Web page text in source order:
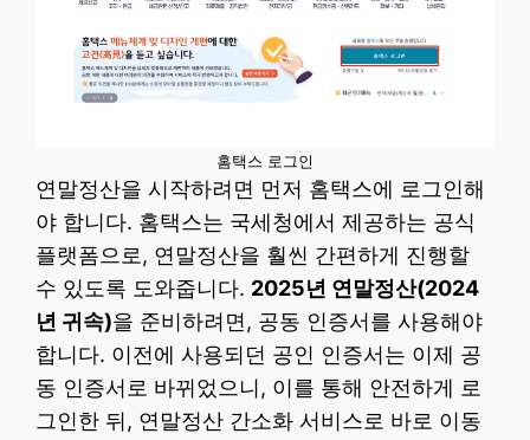
홈택스 로그인
연말정산을 시작하려면 먼저 홈택스에 로그인해
야 합니다. 홈택스는 국세청에서 제공하는 공식
플랫폼으로, 연말정산을 훨씬 간편하게 진행할
수 있도록 도와줍니다. 2025년 연말정산(2024
년 귀속)을 준비하려면, 공동 인증서를 사용해야
합니다. 이전에 사용되던 공인 인증서는 이제 공
동 인증서로 바뀌었으니, 이를 통해 안전하게 로
그인한 뒤, 연말정산 간소화 서비스로 바로 이동